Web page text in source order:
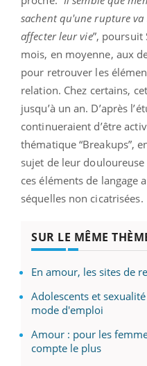
sachent qu'une rupture va
affecter leur vie”, poursuit
mois, en moyenne, aux
pour retrouver les
relation. Chez certains,
jusqu’à un an. D’après
continueraient d’être
thématique “Breakups”,
sujet de leur
ces éléments de langage
séquelles non cicatrisées.
SUR LE MÊME
En amour, les sites de
Adolescents et
mode d'emploi
Amour : pour les
compte le plus